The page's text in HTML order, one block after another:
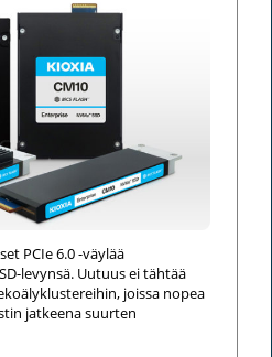
PCIe 6.0 -väylää
levynsä. Uutuus ei tähtää
joissa nopea
jatkeena suurten